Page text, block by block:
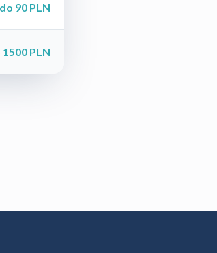
90 PLN
PLN